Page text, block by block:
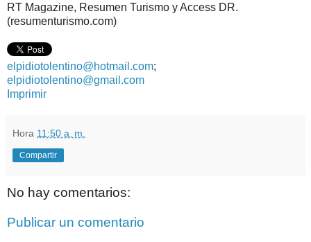
RT Magazine, Resumen Turismo y Access DR.
(resumenturismo.com)
elpidiotolentino@hotmail.com;
elpidiotolentino@gmail.com
Imprimir
Hora 11:50 a. m.
Compartir
No hay comentarios:
Publicar un comentario